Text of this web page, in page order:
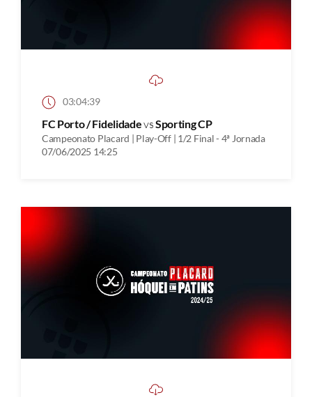
03:04:39
FC Porto / FidelidadevsSporting CP
Campeonato Placard | Play-Off | 1/2 Final - 4ª Jornada
07/06/2025 14:25